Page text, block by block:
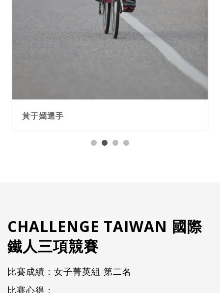
黃于嫣選手
CHALLENGE TAIWAN 國際
鐵人三項競賽
比賽成績：女子菁英組 第二名
比賽心得：